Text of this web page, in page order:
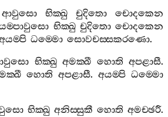
ආවුසො භික‍්ඛු චුදිතො
චොදකෙන
භික‍්ඛු චුදිතො චොදකෙන
ධම‍්මො සොවචස‍්සකරණො.
භික‍්ඛු අමක‍්ඛී හොති අපළාසී.
හොති අපළාසී. අයම‍්පි ධම‍්මො
භික‍්ඛු අනිස‍්සුකී හොති අමච‍්ඡරී.